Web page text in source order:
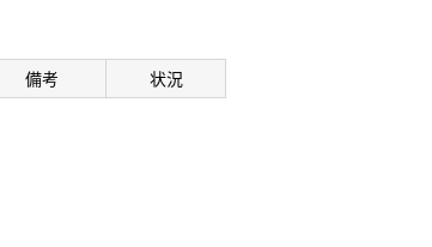
備考 状況